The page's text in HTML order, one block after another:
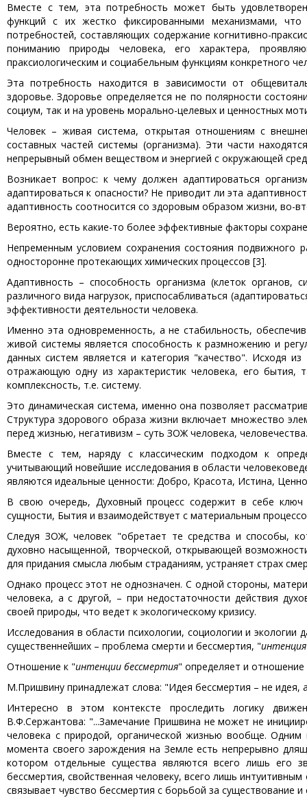
Вместе с тем, эта потребность может быть
функций с их жестко фиксированными механизмами,
потребностей, составляющих содержание когнитивно-
пониманию природы человека, его характера,
праксиологическим и социабельным функциям конкретного
Эта потребность находится в зависимости от
здоровье. Здоровье определяется не по полярности
социум, так и на уровень морально-целевых и ценностных
Человек – живая система, открытая отношениям с
составных частей системы (организма). Эти части
непрерывный обмен веществом и энергией с окружающей
Возникает вопрос: к чему должен адаптироваться
адаптироваться к опасности? Не приводит ли эта
адаптивность соотносится со здоровым образом жизни, во-
Вероятно, есть какие-то более эффективные факторы
Непременным условием сохранения состояния подвижного
односторонне протекающих химических процессов [3].
Адаптивность – способность организма (клеток органов,
различного вида нагрузок, приспосабливаться
эффективности деятельности человека.
Именно эта одновременность, а не стабильность,
живой системы является способность к размножению и
данных систем является и категория "качество". Исходя
отражающую одну из характеристик человека, его бытия,
комплексность, т.е. систему.
Это динамическая система, именно она позволяет
Структура здорового образа жизни включает множество
перед жизнью, негативизм – суть ЗОЖ человека, человечества.
Вместе с тем, наряду с классическим подходом к
учитывающий новейшие исследования в области
являются идеальные ценности: Добро, Красота, Истина,
В свою очередь, Духовный процесс содержит в себе
сущности, Бытия и взаимодействует с материальным
Следуя ЗОЖ, человек "обретает те средства и способы,
духовно насыщенной, творческой, открывающей
для придания смысла любым страданиям, устраняет страх
Однако процесс этот не однозначен. С одной стороны,
человека, а с другой, – при недостаточности действия
своей природы, что ведет к экологическому кризису.
Исследования в области психологии, социологии и
существеннейших – проблема смерти и бессмертия, "
Отношение к "интенции бессмертия" определяет и
М.Пришвину принадлежат слова: "Идея бессмертия – не идея,
Интересно в этом контексте проследить логику
В.Ф.Сержантова: "...Замечание Пришвина не может не
человека с природой, органической жизнью вообще.
момента своего зарождения на Земле есть непрерывно
котором отдельные существа являются всего лишь его
бессмертия, свойственная человеку, всего лишь
связывает чувство бессмертия с борьбой за существование и